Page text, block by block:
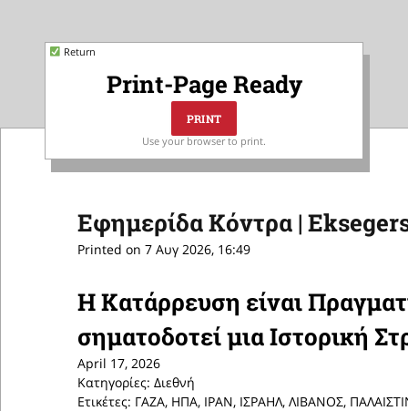
Return
Print-Page Ready
Use your browser to print.
Εφημερίδα Κόντρα |
Printed on 7 Αυγ 2026, 16:49
Η Κατάρρευση είναι
σηματοδοτεί μια Ιστορική
April 17, 2026
Κατηγορίες: Διεθνή
Ετικέτες: ΓΑΖΑ, ΗΠΑ, ΙΡΑΝ, ΙΣΡΑΗΛ, ΛΙΒΑΝΟΣ,